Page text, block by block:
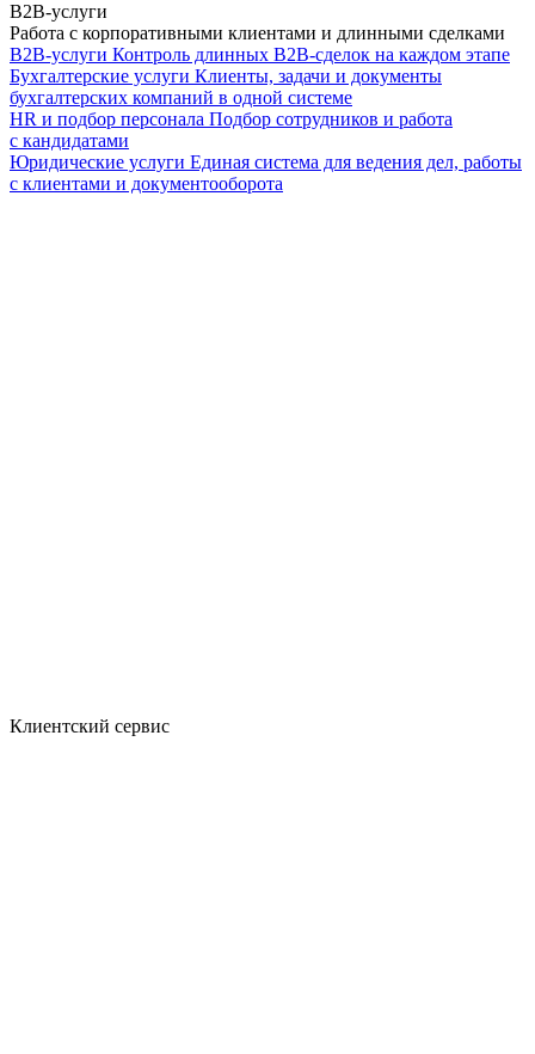
B2B-услуги
Работа с корпоративными клиентами и длинными сделками
B2B-услуги Контроль длинных B2B-сделок на каждом этапе
Бухгалтерские услуги Клиенты, задачи и документы
бухгалтерских компаний в одной системе
HR и подбор персонала Подбор сотрудников и работа
с кандидатами
Юридические услуги Единая система для ведения дел, работы
с клиентами и документооборота
Клиентский сервис